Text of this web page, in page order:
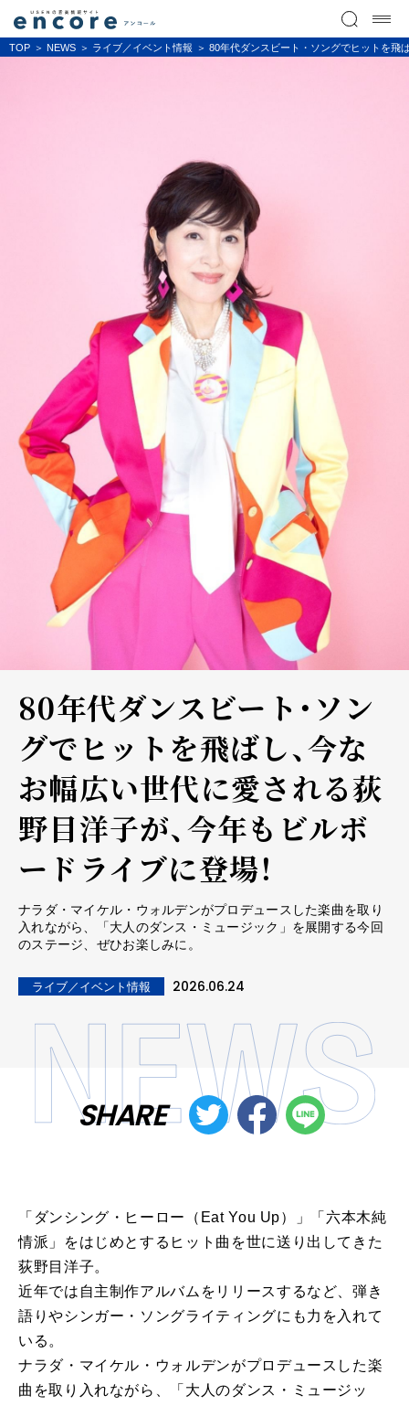
TOP NEWS ライブ／イベント情報 80年代ダンスビート・ソングでヒットを飛
80年代ダンスビート・ソン
グでヒットを飛ばし、今な
お幅広い世代に愛される荻
野目洋子が、今年もビルボ
ードライブに登場！
ナラダ・マイケル・ウォルデンがプロデュースした楽曲を取り
入れながら、「大人のダンス・ミュージック」を展開する今回
のステージ、ぜひお楽しみに。
ライブ／イベント情報 2026.06.24
SHARE
「ダンシング・ヒーロー（Eat You Up）」「六本⽊純
情派」をはじめとするヒット曲を世に送り出してきた
荻野⽬洋⼦。
近年では自主制作アルバムをリリースするなど、弾き
語りやシンガー・ソングライティングにも力を入れて
いる。
ナラダ・マイケル・ウォルデンがプロデュースした楽
曲を取り入れながら、「大人のダンス・ミュージッ